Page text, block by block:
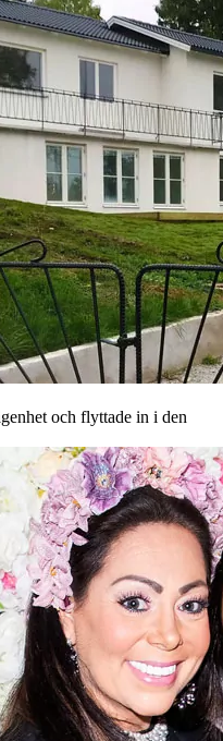
och flyttade in i den